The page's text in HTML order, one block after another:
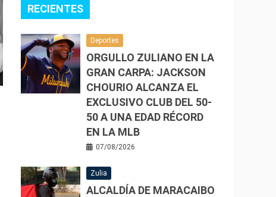
RECIENTES
Deportes
ORGULLO ZULIANO EN LA
GRAN CARPA: JACKSON
CHOURIO ALCANZA EL
EXCLUSIVO CLUB DEL 50-
50 A UNA EDAD RÉCORD
EN LA MLB
07/08/2026
Zulia
ALCALDÍA DE MARACAIBO